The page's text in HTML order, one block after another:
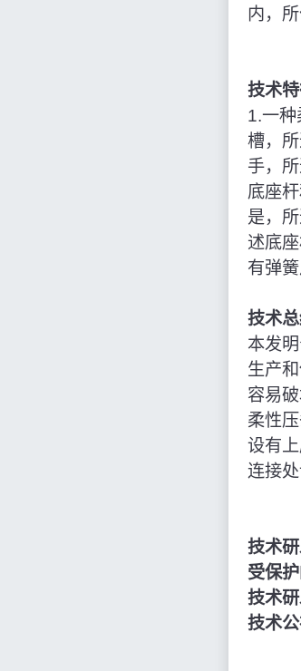
内，
技术特
1.一
槽，
手，
底座
是，
述底
有弹簧
技术
本发
生产
容易
柔性
设有
连接
技术研
受保
技术研
技术公